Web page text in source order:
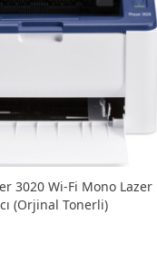
3020 Wi-Fi Mono Lazer
(Orjinal Tonerli)